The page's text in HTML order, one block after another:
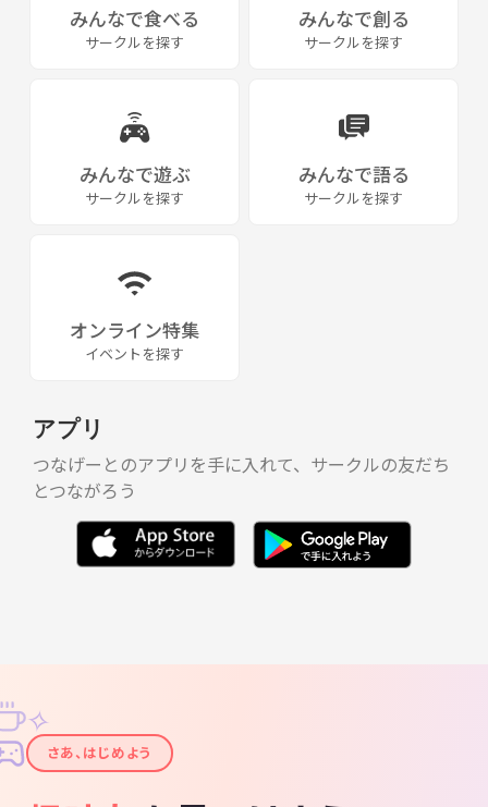
みんなで食べる
サークルを探す
みんなで創る
サークルを探す
みんなで遊ぶ
サークルを探す
みんなで語る
サークルを探す
オンライン特集
イベントを探す
アプリ
つなげーとのアプリを手に入れて、サークルの友だち
とつながろう
✦
✧
さあ、はじめよう